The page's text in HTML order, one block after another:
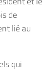
de
lié au
qui